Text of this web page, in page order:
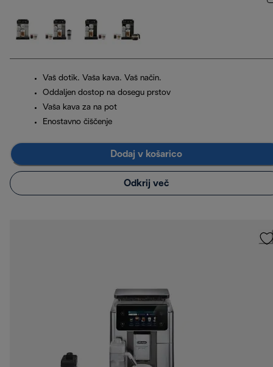
Vaš dotik. Vaša kava. Vaš način.
Oddaljen dostop na dosegu prstov
Vaša kava za na pot
Enostavno čiščenje
Dodaj v košarico
Odkrij več